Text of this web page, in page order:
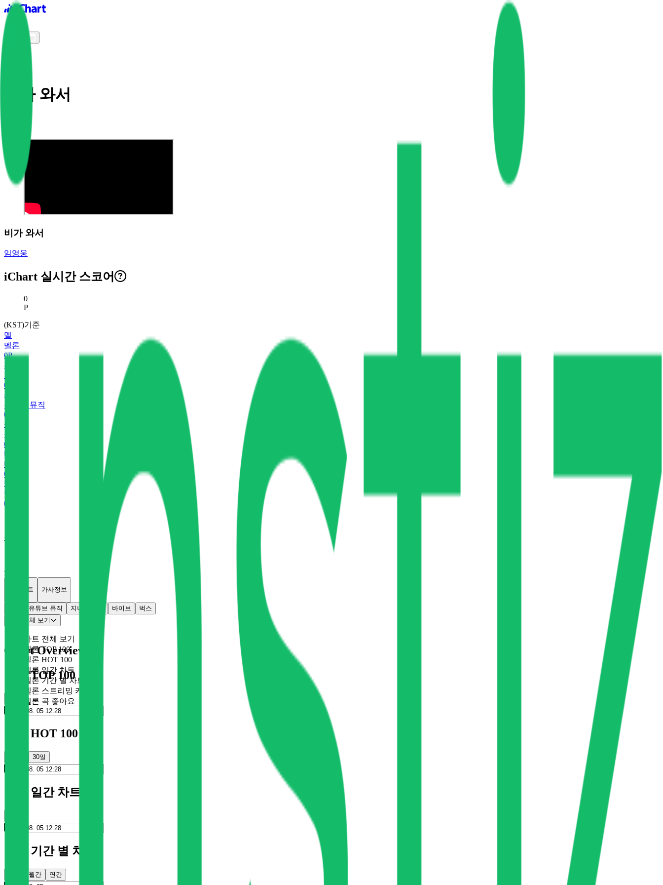
iChart logo
비가 와서
비가 와서
임영웅
iChart 실시간 스코어
현재 스코어
0
P
(KST)기준
멜
멜론
0P
지
지니
0
유
유튜브 뮤직
0
플
플로
0
바
바이브
0
벅
벅스
0
x
x
개별차트 가사정보
유튜브 뮤직 지니 바이브
벅스
차트 전체 보기
차트 전체 보기
멜론 TOP 100
멜론 HOT 100
멜론 일간 차트
멜론 기간 별 차트
멜론 스트리밍 카드
멜론 곡 좋아요
Chart Overview
멜론 TOP 100
멜론 HOT 100
30일
멜론 일간 차트
멜론 기간 별 차트
월간 연간